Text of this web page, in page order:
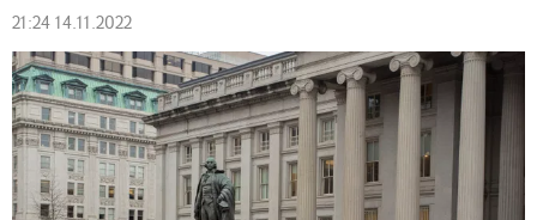
21:24 14.11.2022